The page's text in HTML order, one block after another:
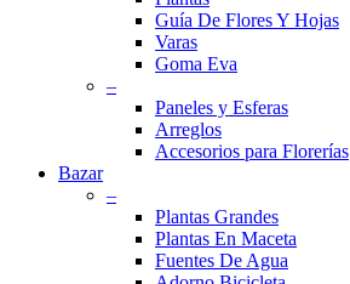
Guía De Flores Y Hojas
Varas
Goma Eva
–
Paneles y Esferas
Arreglos
Accesorios para Florerías
Bazar
–
Plantas Grandes
Plantas En Maceta
Fuentes De Agua